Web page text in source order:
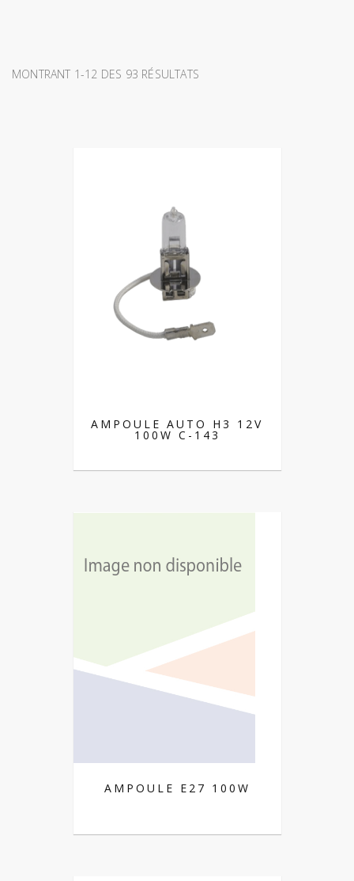
MONTRANT 1-12 DES 93 RÉSULTATS
AMPOULE AUTO H3 12V
100W C-143
AMPOULE E27 100W